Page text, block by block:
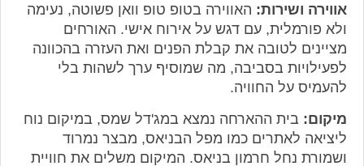
אווירה ושירות: האווירה בטופ טופ וואן פשוטה, נעימה
ולא פורמלית, עם דגש על אירוח אישי. האורחים
מציינים לטובה את קבלת הפנים ואת העזרה בהכוונה
לפעילויות בסביבה, מה שמוסיף ערך לשהות בלי
להעמיס על החוויה.
מיקום: בית ההארחה נמצא במג'דל שמס, במיקום נוח
ליציאה לאתרים כמו מפל הבניאס, מבצר נמרוד
ושמורת נחל חרמון בניאס. המיקום משלים את חוויית